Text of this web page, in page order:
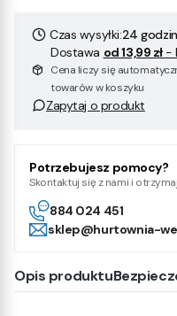
Czas wysyłki:24
Dostawa od 13,99 zł -
Cena liczy się
towarów w koszyku
Zapytaj o produkt
Potrzebujesz pomocy?
Skontaktuj się z nami i
884 024 451
sklep@hurtownia-
Opis produktu